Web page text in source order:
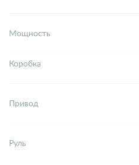
Мощность
Коробка
Привод
Руль